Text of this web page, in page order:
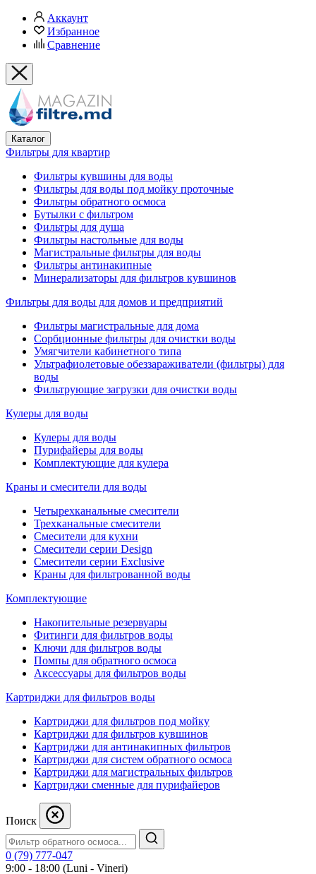
Аккаунт
Избранное
Сравнение
Каталог
Фильтры для квартир
Фильтры кувшины для воды
Фильтры для воды под мойку проточные
Фильтры обратного осмоса
Бутылки с фильтром
Фильтры для душа
Фильтры настольные для воды
Магистральные фильтры для воды
Фильтры антинакипные
Минерализаторы для фильтров кувшинов
Фильтры для воды для домов и предприятий
Фильтры магистральные для дома
Сорбционные фильтры для очистки воды
Умягчители кабинетного типа
Ультрафиолетовые обеззараживатели (фильтры) для
воды
Фильтрующие загрузки для очистки воды
Кулеры для воды
Кулеры для воды
Пурифайеры для воды
Комплектующие для кулера
Краны и смесители для воды
Четырехканальные смесители
Трехканальные смесители
Смесители для кухни
Смесители серии Design
Смесители серии Exclusive
Краны для фильтрованной воды
Комплектующие
Накопительные резервуары
Фитинги для фильтров воды
Ключи для фильтров воды
Помпы для обратного осмоса
Аксессуары для фильтров воды
Картриджи для фильтров воды
Картриджи для фильтров под мойку
Картриджи для фильтров кувшинов
Картриджи для антинакипных фильтров
Картриджи для систем обратного осмоса
Картриджи для магистральных фильтров
Картриджи сменные для пурифайеров
Поиск
0 (79) 777-047
9:00 - 18:00 (Luni - Vineri)